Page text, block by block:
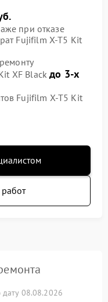
при отказе
Fujifilm X-T5 Kit
XF Blackдо 3-х
Fujifilm X-T5 Kit
работ
08.08.2026